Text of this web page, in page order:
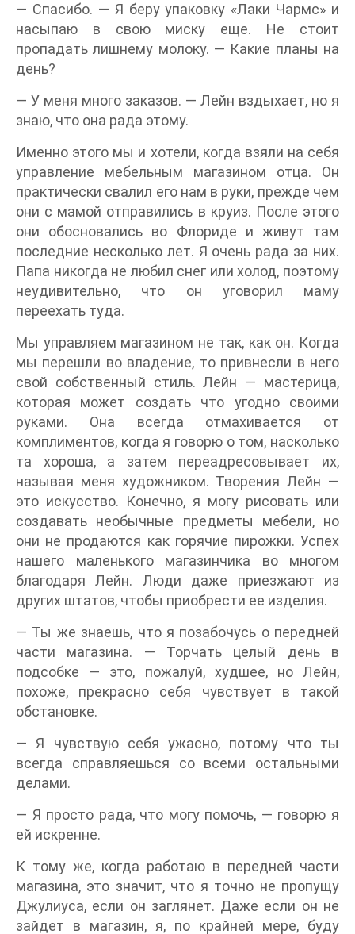
— Спасибо. — Я беру упаковку «Лаки Чармс» и
насыпаю в свою миску еще. Не стоит
пропадать лишнему молоку. — Какие планы на
день?
— У меня много заказов. — Лейн вздыхает, но я
знаю, что она рада этому.
Именно этого мы и хотели, когда взяли на себя
управление мебельным магазином отца. Он
практически свалил его нам в руки, прежде чем
они с мамой отправились в круиз. После этого
они обосновались во Флориде и живут там
последние несколько лет. Я очень рада за них.
Папа никогда не любил снег или холод, поэтому
неудивительно, что он уговорил маму
переехать туда.
Мы управляем магазином не так, как он. Когда
мы перешли во владение, то привнесли в него
свой собственный стиль. Лейн — мастерица,
которая может создать что угодно своими
руками. Она всегда отмахивается от
комплиментов, когда я говорю о том, насколько
та хороша, а затем переадресовывает их,
называя меня художником. Творения Лейн —
это искусство. Конечно, я могу рисовать или
создавать необычные предметы мебели, но
они не продаются как горячие пирожки. Успех
нашего маленького магазинчика во многом
благодаря Лейн. Люди даже приезжают из
других штатов, чтобы приобрести ее изделия.
— Ты же знаешь, что я позабочусь о передней
части магазина. — Торчать целый день в
подсобке — это, пожалуй, худшее, но Лейн,
похоже, прекрасно себя чувствует в такой
обстановке.
— Я чувствую себя ужасно, потому что ты
всегда справляешься со всеми остальными
делами.
— Я просто рада, что могу помочь, — говорю я
ей искренне.
К тому же, когда работаю в передней части
магазина, это значит, что я точно не пропущу
Джулиуса, если он заглянет. Даже если он не
зайдет в магазин, я, по крайней мере, буду